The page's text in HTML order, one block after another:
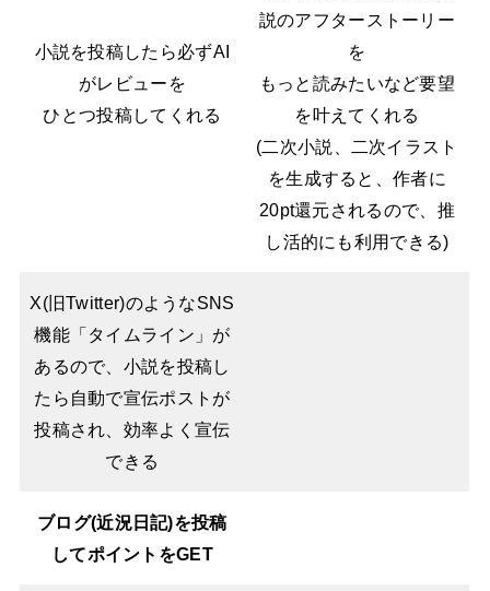
小説を投稿したら必ずAI
がレビューを
ひとつ投稿してくれる
説のアフターストーリー
を
もっと読みたいなど要望
を叶えてくれる
(二次小説、二次イラスト
を生成すると、作者に
20pt還元されるので、推
し活的にも利用できる)
X(旧Twitter)のようなSNS
機能「タイムライン」が
あるので、小説を投稿し
たら自動で宣伝ポストが
投稿され、効率よく宣伝
できる
ブログ(近況日記)を投稿
してポイントをGET